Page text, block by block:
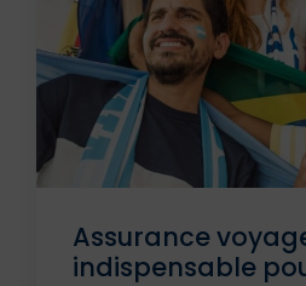
Assurance
indispensable